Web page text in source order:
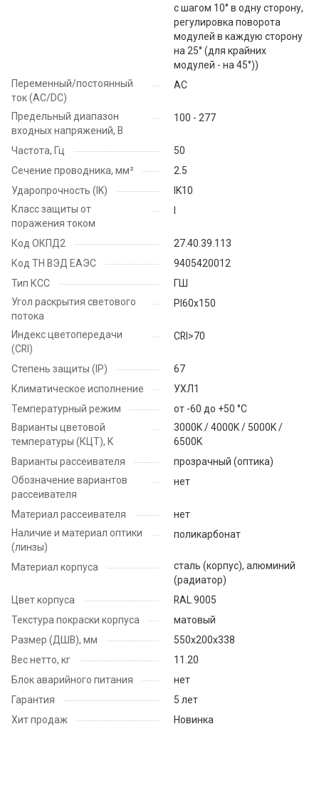
с шагом 10° в одну сторону,
регулировка поворота
модулей в каждую сторону
на 25° (для крайних
модулей - на 45°))
Переменный/постоянный
ток (AC/DC)
AC
Предельный диапазон
входных напряжений, В
100 - 277
Частота, Гц
50
Сечение проводника, мм²
2.5
Ударопрочность (IK)
IK10
Класс защиты от
поражения током
Код ОКПД2
27.40.39.113
Код ТН ВЭД ЕАЭС
9405420012
Тип КСС
ГШ
Угол раскрытия светового
потока
PI60x150
Индекс цветопередачи
(CRI)
CRI>70
Степень защиты (IP)
67
Климатическое исполнение
УХЛ1
Температурный режим
от -60 до +50 °C
Варианты цветовой
температуры (КЦТ), K
3000K / 4000K / 5000K /
6500K
Варианты рассеивателя
прозрачный (оптика)
Обозначение вариантов
рассеивателя
нет
Материал рассеивателя
нет
Наличие и материал оптики
(линзы)
поликарбонат
Материал корпуса
сталь (корпус), алюминий
(радиатор)
Цвет корпуса
RAL 9005
Текстура покраски корпуса
матовый
Размер (ДШВ), мм
550х200х338
Вес нетто, кг
11.20
Блок аварийного питания
нет
Гарантия
5 лет
Хит продаж
Новинка